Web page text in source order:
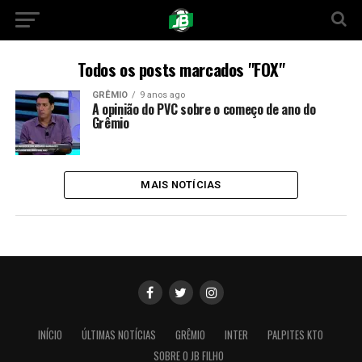
Todos os posts marcados "FOX"
GRÊMIO 9 anos ago
A opinião do PVC sobre o começo de ano do
Grêmio
MAIS NOTÍCIAS
INÍCIO ÚLTIMAS NOTÍCIAS GRÊMIO INTER
PALPITES KTO
SOBRE O JB FILHO